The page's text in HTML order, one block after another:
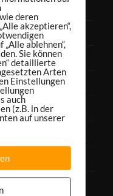
deren
akzeptieren“,
ablehnen“,
Sie können
detaillierte
Arten
Einstellungen
auch
(z.B. in der
auf unserer